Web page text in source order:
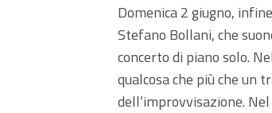
Domenica 2 giugno,
Stefano Bollani, che
concerto di piano solo.
qualcosa che più che un
dell’improvvisazione.